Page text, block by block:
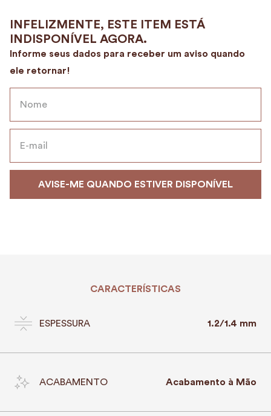
CARACTERÍSTICAS
ESPESSURA 1.2/1.4 mm
ACABAMENTO Acabamento à Mão